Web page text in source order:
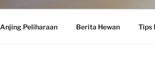
Anjing Peliharaan Berita Hewan Tips